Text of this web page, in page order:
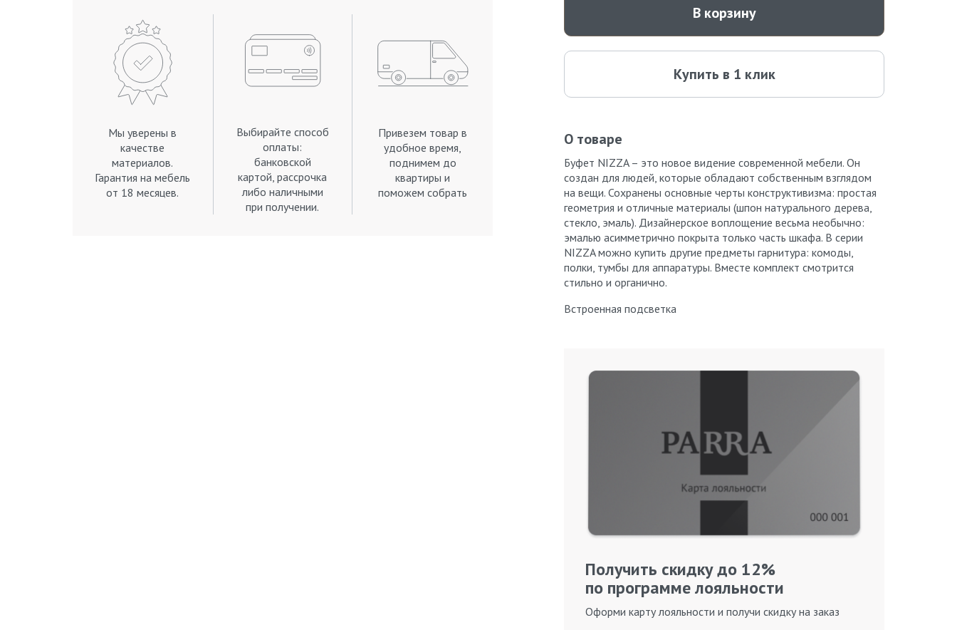
Мы уверены в
качестве
материалов.
Гарантия на мебель
от 18 месяцев.
Выбирайте способ
оплаты:
банковской
картой, рассрочка
либо наличными
при получении.
Привезем товар в
удобное время,
поднимем до
квартиры и
поможем собрать
В корзину
Купить в 1 клик
О товаре
Буфет NIZZA – это новое видение современной мебели. Он
создан для людей, которые обладают собственным взглядом
на вещи. Сохранены основные черты конструктивизма: простая
геометрия и отличные материалы (шпон натурального дерева,
стекло, эмаль). Дизайнерское воплощение весьма необычно:
эмалью асимметрично покрыта только часть шкафа. В серии
NIZZA можно купить другие предметы гарнитура: комоды,
полки, тумбы для аппаратуры. Вместе комплект смотрится
стильно и органично.
Встроенная подсветка
Получить скидку до 12%
по программе лояльности
Оформи карту лояльности и получи скидку на заказ